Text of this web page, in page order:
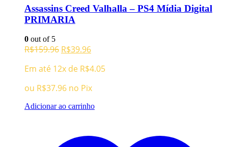
Assassins Creed Valhalla – PS4 Mídia Digital
PRIMARIA
0 out of 5
R$159.96 O
original
era:
R$159.96.
R$39.96O
atual
R$39.96.
Em até 12x de R$4.05
ou R$37.96 no Pix
Adicionar ao carrinho